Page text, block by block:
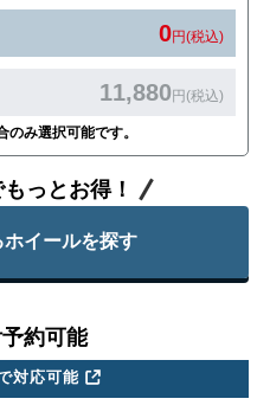
0円(税込)
11,880円(税込)
み選択可能です。
っとお得！
イールを探す
約可能
対応可能